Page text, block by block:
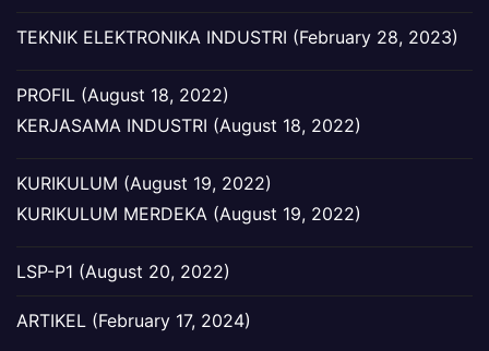
TEKNIK ELEKTRONIKA INDUSTRI (February 28, 2023)
PROFIL (August 18, 2022)
KERJASAMA INDUSTRI (August 18, 2022)
KURIKULUM (August 19, 2022)
KURIKULUM MERDEKA (August 19, 2022)
LSP-P1 (August 20, 2022)
ARTIKEL (February 17, 2024)